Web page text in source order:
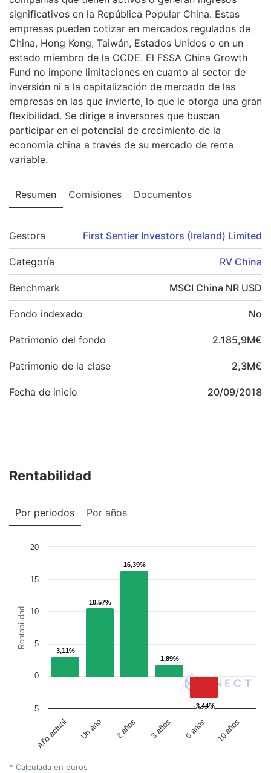
significativos en la República Popular China. Estas
empresas pueden cotizar en mercados regulados de
China, Hong Kong, Taiwán, Estados Unidos o en un
estado miembro de la OCDE. El FSSA China Growth
Fund no impone limitaciones en cuanto al sector de
inversión ni a la capitalización de mercado de las
empresas en las que invierte, lo que le otorga una gran
flexibilidad. Se dirige a inversores que buscan
participar en el potencial de crecimiento de la
economía china a través de su mercado de renta
variable.
Resumen Comisiones Documentos
Gestora First Sentier Investors (Ireland) Limited
Categoría RV China
Benchmark MSCI China NR USD
Fondo indexado No
Patrimonio del fondo 2.185,9M€
Patrimonio de la clase 2,3M€
Fecha de inicio 20/09/2018
Rentabilidad
Por periodos Por años
Rentabilidad
3,11%
3,11%
10,57%
10,57%
16,39%
16,39%
1,89%
1,89%
-3,44%
-3,44%
Año actual Un año 2 años 3 años 5 años 10 años
-5
0
5
10
15
20
* Calculada en euros